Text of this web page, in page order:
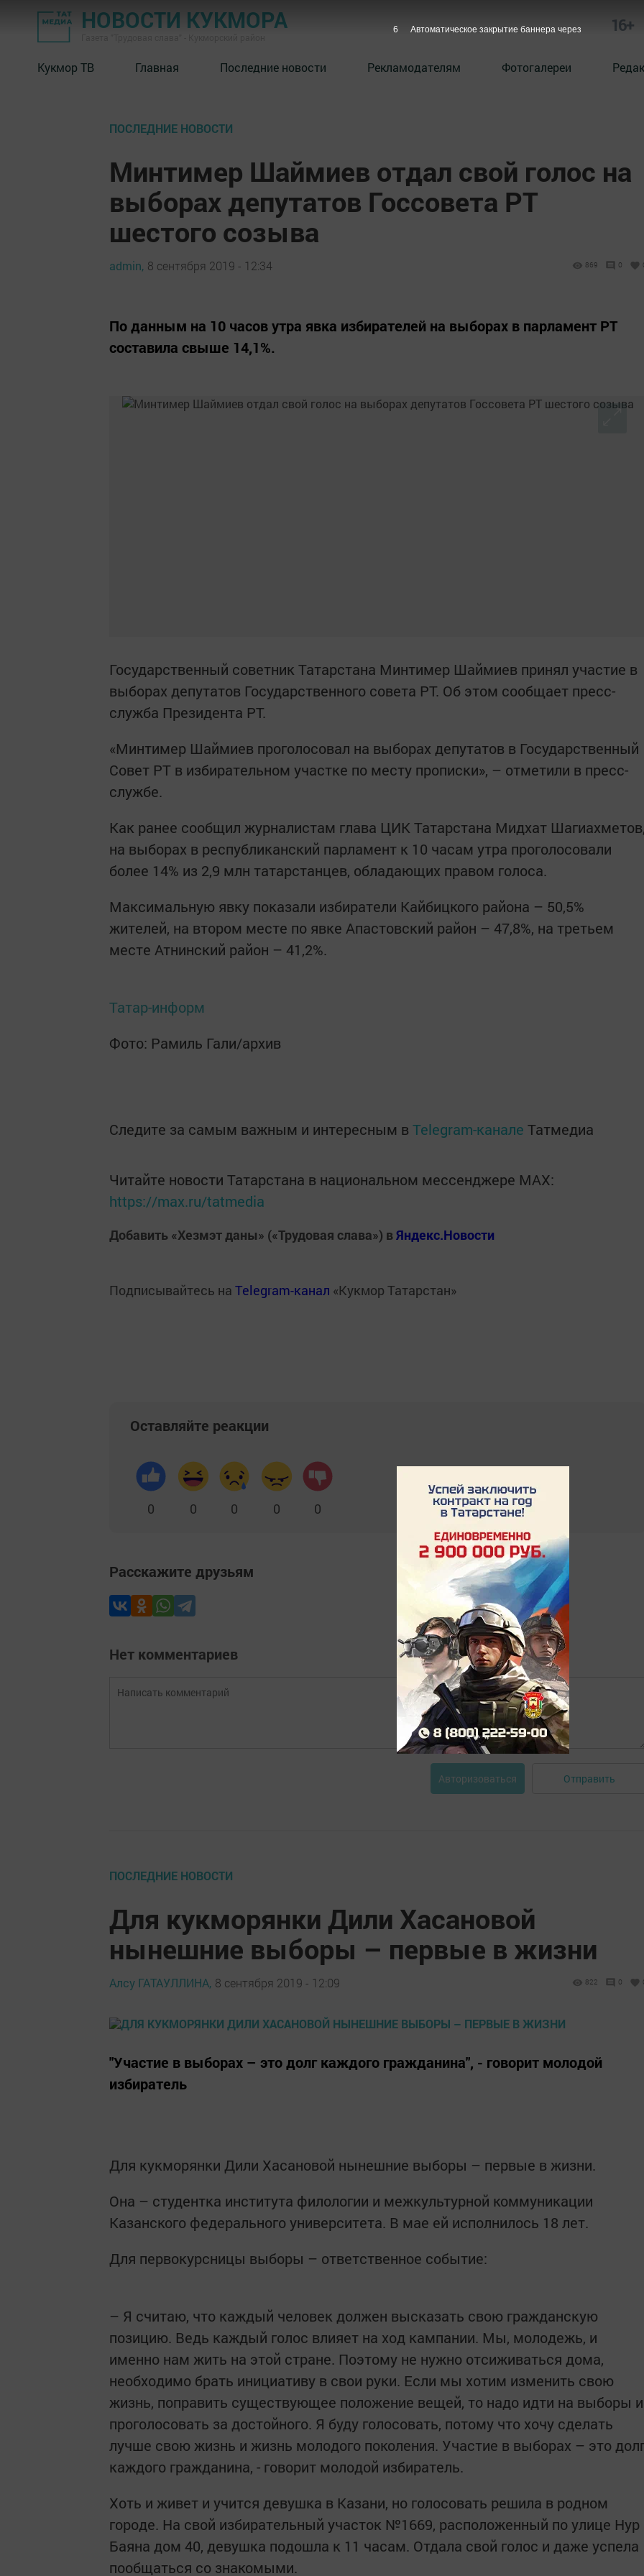
НОВОСТИ КУКМОРА 16+
Кукмор ТВ Главная Последние новости Рекламодателям Фотогалереи
ПОСЛЕДНИЕ НОВОСТИ
Минтимер Шаймиев отдал свой голос на
выборах депутатов Госсовета РТ
шестого созыва
admin, 8 сентября 2019 - 12:34 869 0
По данным на 10 часов утра явка избирателей на выборах в парламент РТ
составила свыше 14,1%.
Государственный советник Татарстана Минтимер Шаймиев принял участие в
выборах депутатов Государственного совета РТ. Об этом сообщает пресс-
служба Президента РТ.
«Минтимер Шаймиев проголосовал на выборах депутатов в Государственный
Совет РТ в избирательном участке по месту прописки», – отметили в пресс-
службе.
Как ранее сообщил журналистам глава ЦИК Татарстана Мидхат
на выборах в республиканский парламент к 10 часам утра проголосовали
более 14% из 2,9 млн татарстанцев, обладающих правом голоса.
Максимальную явку показали избиратели Кайбицкого района – 50,5%
жителей, на втором месте по явке Апастовский район – 47,8%, на третьем
месте Атнинский район – 41,2%.
Татар-информ
Фото: Рамиль Гали/архив
Следите за самым важным и интересным в Telegram-канале Татмедиа
Читайте новости Татарстана в национальном мессенджере MАХ:
https://max.ru/tatmedia
Добавить «Хезмэт даны» («Трудовая слава») вЯндекс.Новости
Подписывайтесь на Telegram-канал «Кукмор Татарстан»
Оставляйте реакции
0 0 0 0 0
Расскажите друзьям
Нет комментариев
Авторизоваться Отправить
ПОСЛЕДНИЕ НОВОСТИ
Для кукморянки Дили Хасановой
нынешние выборы – первые в жизни
Алсу ГАТАУЛЛИНА, 8 сентября 2019 - 12:09 822 0
"Участие в выборах – это долг каждого гражданина", - говорит молодой
избиратель
Для кукморянки Дили Хасановой нынешние выборы – первые в жизни.
Она – студентка института филологии и межкультурной коммуникации
Казанского федерального университета. В мае ей исполнилось 18 лет.
Для первокурсницы выборы – ответственное событие:
– Я считаю, что каждый человек должен высказать свою гражданскую
позицию. Ведь каждый голос влияет на ход кампании. Мы, молодежь, и
именно нам жить на этой стране. Поэтому не нужно отсиживаться дома,
необходимо брать инициативу в свои руки. Если мы хотим изменить свою
жизнь, поправить существующее положение вещей, то надо идти на выборы и
проголосовать за достойного. Я буду голосовать, потому что хочу сделать
лучше свою жизнь и жизнь молодого поколения. Участие в выборах – это
каждого гражданина, - говорит молодой избиратель.
Хоть и живет и учится девушка в Казани, но голосовать решила в родном
городе. На свой избирательный участок №1669, расположенный по улице Нур
Баяна дом 40, девушка подошла к 11 часам. Отдала свой голос и даже успела
пообщаться со знакомыми.
5 Автоматическое закрытие баннера через